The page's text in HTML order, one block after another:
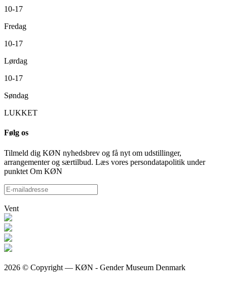
10-17
Fredag
10-17
Lørdag
10-17
Søndag
LUKKET
Følg os
Tilmeld dig KØN nyhedsbrev og få nyt om udstillinger,
arrangementer og særtilbud. Læs vores persondatapolitik under
punktet Om KØN
Vent
2026 © Copyright — KØN - Gender Museum Denmark